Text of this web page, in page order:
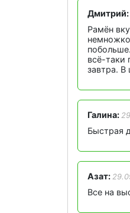
Дмитрий:
Рамён
всё-таки
завтра. В
Галина:
Быстрая
Азат:
Все на